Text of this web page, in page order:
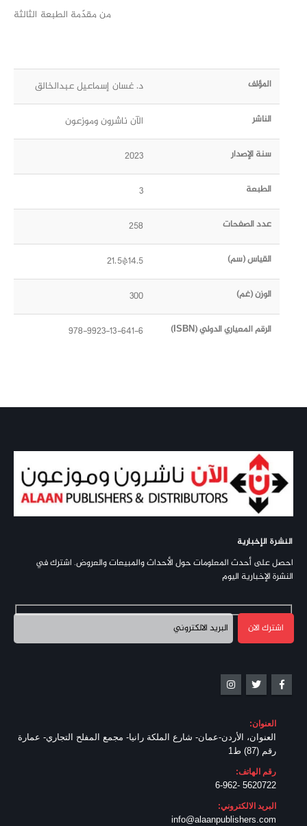
من مقدّمة الطبعة الثالثة
المؤلف د. غسان إسماعيل عبدالخالق
الناشر الآن ناشرون وموزعون
سنة الإصدار 2023
الطبعة 3
عدد الصفحات 258
القياس (سم) 14.5*21.5
الوزن (غم) 300
الرقم المعياري الدولي (ISBN) 978-9923-13-641-6
النشرة الإخبارية
احصل على أحدث المعلومات حول الأحداث والمبيعات والعروض. اشترك في
النشرة الإخبارية اليوم
العنوان:
العنوان، الأردن-عمان- شارع الملكة رانيا- مجمع المفلح التجاري- عمارة
رقم (87) ط1
رقم الهاتف:
5620722 -6-962
البريد الالكتروني:
info@alaanpublishers.com